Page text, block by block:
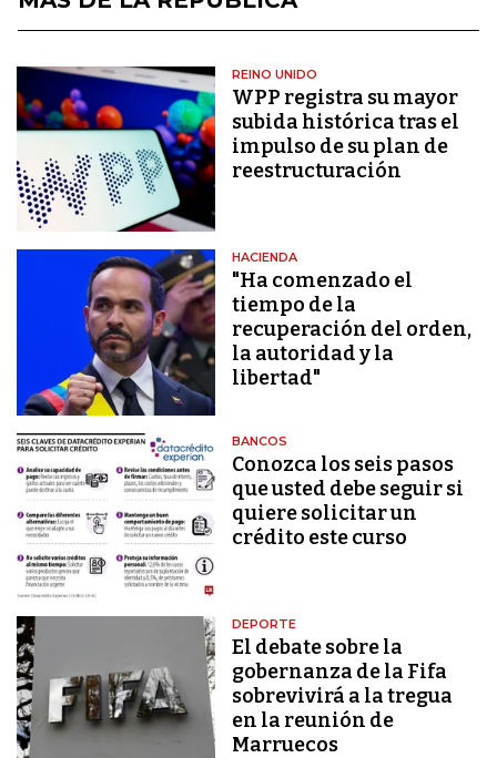
REINO UNIDO
WPP registra su mayor
subida histórica tras el
impulso de su plan de
reestructuración
HACIENDA
"Ha comenzado el
tiempo de la
recuperación del orden,
la autoridad y la
libertad"
BANCOS
Conozca los seis pasos
que usted debe seguir si
quiere solicitar un
crédito este curso
DEPORTE
El debate sobre la
gobernanza de la Fifa
sobrevivirá a la tregua
en la reunión de
Marruecos